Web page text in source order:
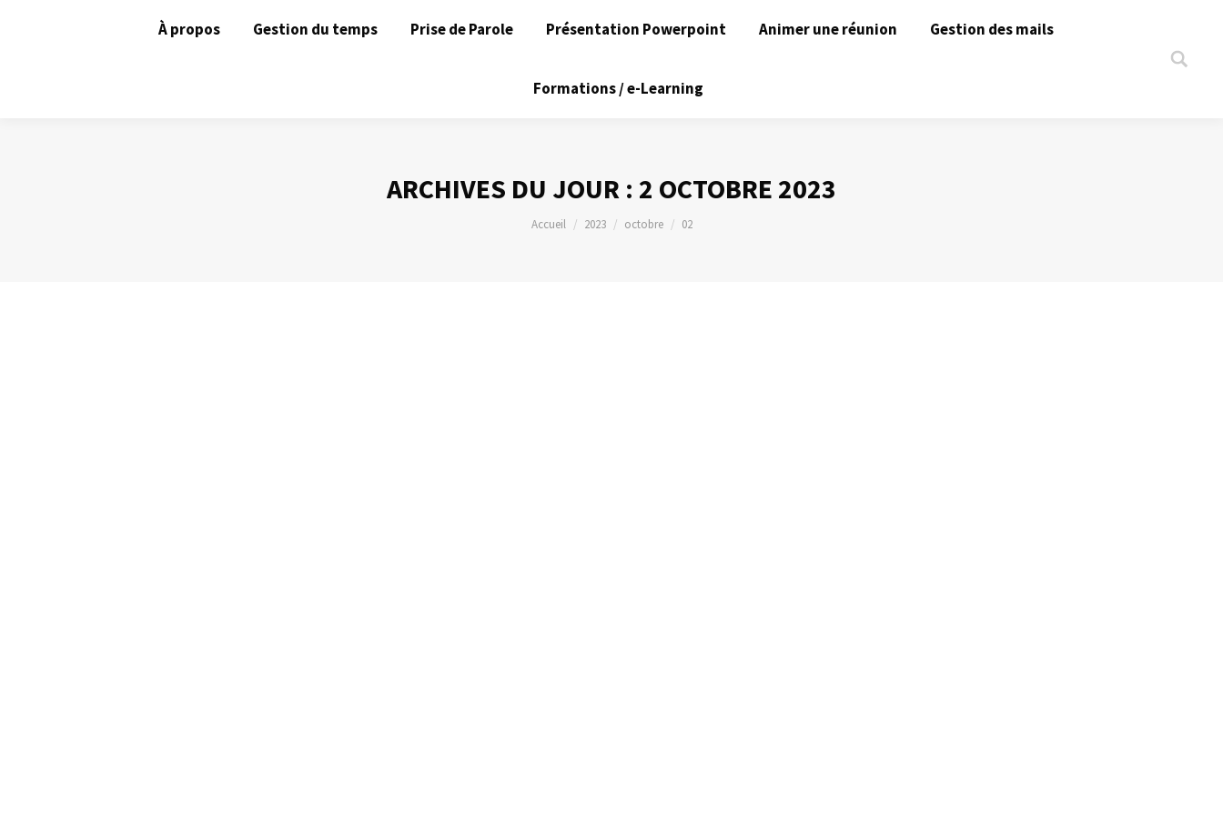
À propos Gestion du temps Prise de Parole Présentation Powerpoint Animer une réunion Gestion des mails
Formations / e-Learning
Search:
ARCHIVES DU JOUR : 2 OCTOBRE 2023
Vous êtes ici :
Accueil 2023 octobre 02